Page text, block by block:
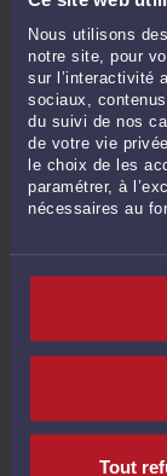
Nous utilisons
notre site, pour
sur l’interactivité
sociaux,
du suivi de nos
de votre vie
le choix de les
paramétrer, à
nécessaires au
Tout
estimé que
nécessaires à
de ce que le
n'auraient pas
décider du
Il résulte de tout
demander
rappelant que
missions de
A ce titre, leurs
répondre à la
fédérations sont
En conclusion,